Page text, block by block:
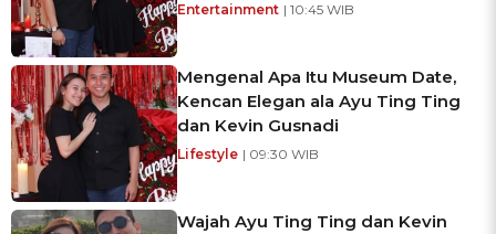
Entertainment | 10:45 WIB
Mengenal Apa Itu Museum Date,
Kencan Elegan ala Ayu Ting Ting
dan Kevin Gusnadi
Lifestyle | 09:30 WIB
Wajah Ayu Ting Ting dan Kevin